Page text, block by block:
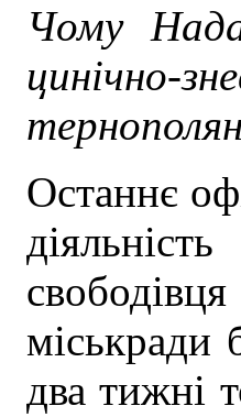
Чому
цинічно-
Останнє
міськради
два тижні